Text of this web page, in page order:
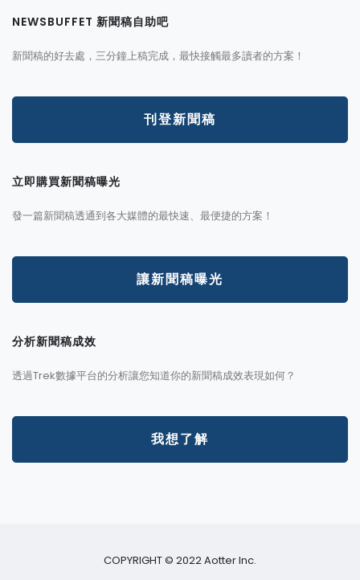
NEWSBUFFET 新聞稿自助吧
新聞稿的好去處，三分鐘上稿完成，最快接觸最多讀者的方案！
刊登新聞稿
立即購買新聞稿曝光
發一篇新聞稿透通到各大媒體的最快速、最便捷的方案！
讓新聞稿曝光
分析新聞稿成效
透過Trek數據平台的分析讓您知道你的新聞稿成效表現如何？
我想了解
COPYRIGHT © 2022 Aotter Inc.